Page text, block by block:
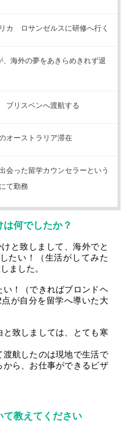
カ ロサンゼルスに研修へ行く
海外の夢をあきらめきれず退
ブリスベンへ渡航する
オーストラリア滞在
会った留学カウンセラーという
て勤務
何でしたか？
と致しまして、海外でと
たい！（生活がしてみた
ました。
！（できればブロンドヘ
が自分を留学へ導いた大
致しましては、とても寒
航したのは現地で生活で
ら、お仕事ができるビザ
て教えてください